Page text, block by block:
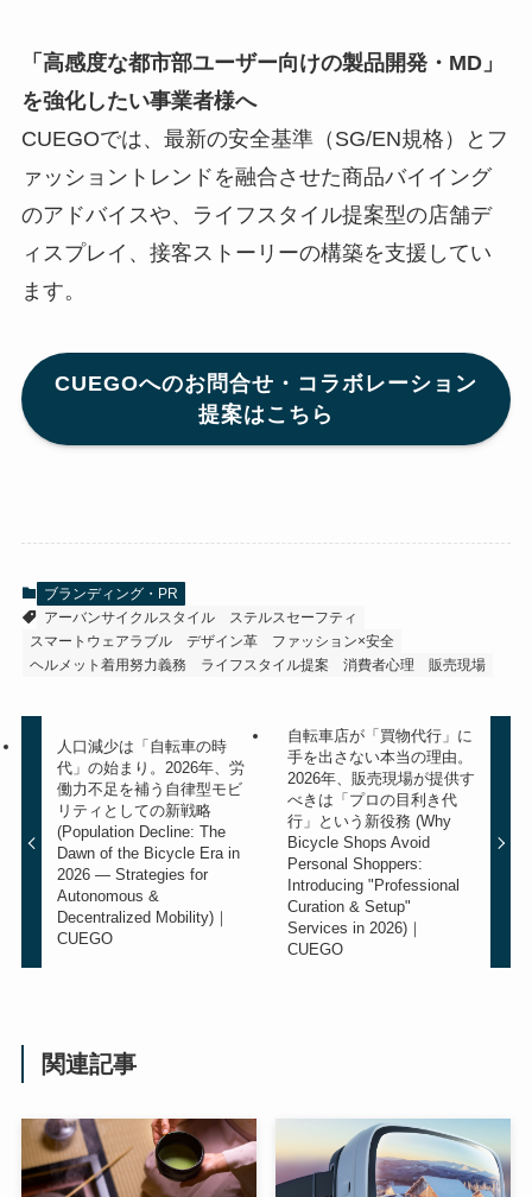
「高感度な都市部ユーザー向けの製品開発・MD」
を強化したい事業者様へ
CUEGOでは、最新の安全基準（SG/EN規格）とフ
ァッショントレンドを融合させた商品バイイング
のアドバイスや、ライフスタイル提案型の店舗デ
ィスプレイ、接客ストーリーの構築を支援してい
ます。
CUEGOへのお問合せ・コラボレーション
提案はこちら
ブランディング・PR
アーバンサイクルスタイル
ステルスセーフティ
スマートウェアラブル
デザイン革
ファッション×安全
ヘルメット着用努力義務
ライフスタイル提案 消費者心理 販売現場
人口減少は「自転車の時
代」の始まり。2026年、労
働力不足を補う自律型モビ
リティとしての新戦略
(Population Decline: The
Dawn of the Bicycle Era in
2026 — Strategies for
Autonomous &
Decentralized Mobility)｜
CUEGO
自転車店が「買物代行」に
手を出さない本当の理由。
2026年、販売現場が提供す
べきは「プロの目利き代
行」という新役務 (Why
Bicycle Shops Avoid
Personal Shoppers:
Introducing "Professional
Curation & Setup"
Services in 2026)｜
CUEGO
関連記事